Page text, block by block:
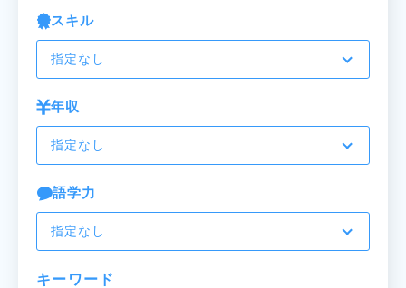
スキル
指定なし
年収
指定なし
語学力
指定なし
キーワード